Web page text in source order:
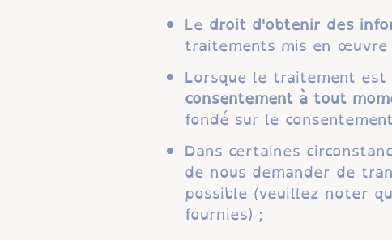
Le droit d'obtenir des
traitements mis en
Lorsque le traitement
consentement à tout
fondé sur le
Dans certaines
de nous demander de
possible (veuillez noter
fournies) ;